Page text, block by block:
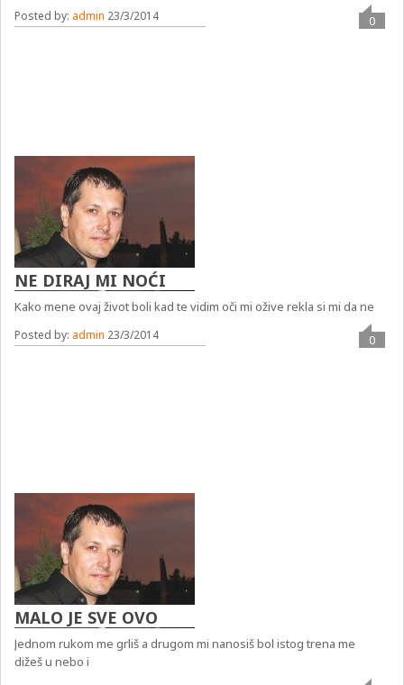
Posted by: admin 23/3/2014 0
NE DIRAJ MI NOĆI
Kako mene ovaj život boli kad te vidim oči mi ožive rekla si mi da ne
Posted by: admin 23/3/2014 0
MALO JE SVE OVO
Jednom rukom me grliš a drugom mi nanosiš bol istog trena me
dižeš u nebo i